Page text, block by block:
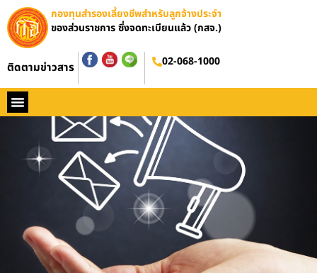
กองทุนสำรองเลี้ยงชีพสำหรับลูกจ้างประจำ
ของส่วนราชการ ซึ่งจดทะเบียนแล้ว (กสจ.)
ติดตามข่าวสาร 02-068-1000